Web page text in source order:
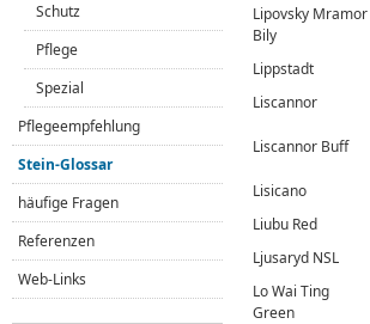
Lipovsky Mramor
Bily
Lippstadt
Liscannor
Liscannor Buff
Lisicano
Liubu Red
Ljusaryd NSL
Lo Wai Ting
Green
Schutz
Pflege
Spezial
Pflegeempfehlung
Stein-Glossar
häufige Fragen
Referenzen
Web-Links